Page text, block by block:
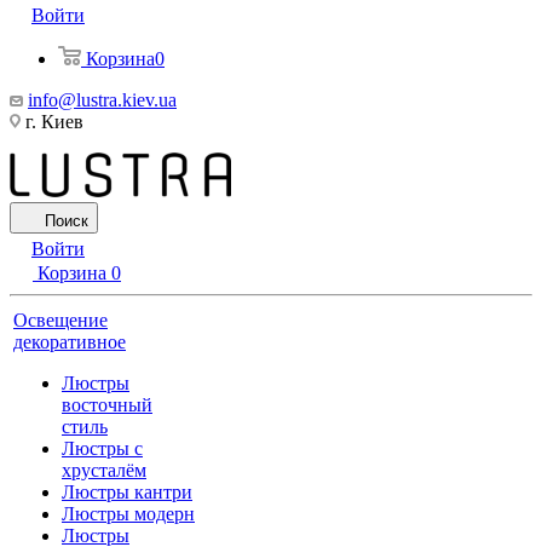
Войти
Корзина0
info@lustra.kiev.ua
г. Киев
Поиск
Войти
Корзина 0
Освещение
декоративное
Люстры
восточный
стиль
Люстры с
хрусталём
Люстры кантри
Люстры модерн
Люстры